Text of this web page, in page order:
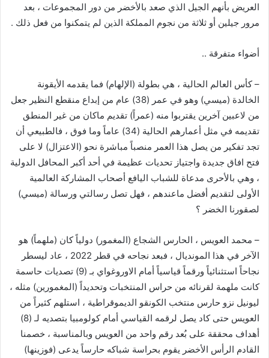
العريض بأنهم الجيل الذي صعد بالأخضر من دور المجموعات ، بعد
مرور جيلين أو ثلاثة من نجوم المملكة الذين لم يتمكنوا من فعل ذلك .
أضواء متفرقة ..
– كأس العالم الحالية ، هي بطولة (الإلهام) فما يقدمه الأيقونة
الخالدة (ميسي) وهو في عمر (38) عام من إبداع منقطع النظير جعل
من لاعبين آخرين يقتربوا منه (عمراً) تقديم ماكان من غير المنطق
تقديمه في مثل أعمارهم الحالية (34) عاماً وما فوق ، فالطبيعي أن
تجد تفكير من يصل هذا العمر منصباً مباشرة نحو (الاعتزال) لا على
فتح افاق جديدة واجتياز تحديات عظيمة في أحد أكبر المحافل الدولية
، وهي بالأحرى مدعاة للشباب اليافع أصحاب المشاركة العالمية
الأولى لتقديم أفضل ماعندهم ، فهل تصل رسالتي ورسالة (ميسي)
لصقورنا الخضر ؟
– ⁠محمد العويس ، الحارس الشجاع (المغمور) دولياً كان (ملهماً) هو
الآخر في هذا المونديال ، فبعد نجاحه في قطر 2022 ، عاد ليسطر
نجاحاً استثنائياً ورقماً قياسياً أمام الاوروغواي بـ (9) تصديات حاسمة
كانت ملهمة لقرنائه من حراس المنتخبات وتحديداً (المغمورين) مثله ،
ليونيل نزو حارس منتخب الكونقو الديموقراطية ، استلهم كثيراً من
العويس حتى كاد يصل لرقمه القياسي أمام كولومبيا بتصديه لـ (8)
أهداف محققة على بُعد رقم واحد من العويس وبالمناسبة ، خصمنا
القادم الرأس الأخضر يقوم بحراسة شباكه حارساً يدعى (فوزينها)